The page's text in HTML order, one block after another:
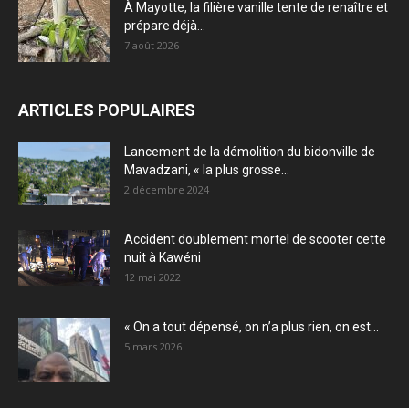
À Mayotte, la filière vanille tente de renaître et
prépare déjà...
7 août 2026
ARTICLES POPULAIRES
Lancement de la démolition du bidonville de
Mavadzani, « la plus grosse...
2 décembre 2024
Accident doublement mortel de scooter cette
nuit à Kawéni
12 mai 2022
« On a tout dépensé, on n’a plus rien, on est...
5 mars 2026